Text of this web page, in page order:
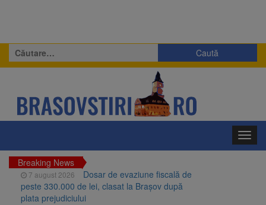
Caută
după:
Breaking News
7 august 2026
Dosar de evaziune fiscală de
peste 330.000 de lei, clasat la Brașov după
plata prejudiciului